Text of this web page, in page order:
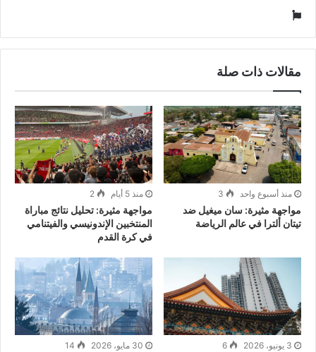
مقالات ذات صلة
منذ أسبوع واحد 3
مواجهة مثيرة: سان ميغيل ضد
تيتان ألترا في عالم الرياضة
منذ 5 أيام 2
مواجهة مثيرة: تحليل نتائج مباراة
المنتخبين الإندونيسي والفيتنامي
في كرة القدم
3 يونيو، 2026 6 30 مايو، 2026 14